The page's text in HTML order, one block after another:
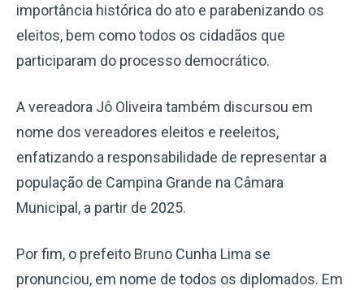
importância histórica do ato e parabenizando os
eleitos, bem como todos os cidadãos que
participaram do processo democrático.
A vereadora Jô Oliveira também discursou em
nome dos vereadores eleitos e reeleitos,
enfatizando a responsabilidade de representar a
população de Campina Grande na Câmara
Municipal, a partir de 2025.
Por fim, o prefeito Bruno Cunha Lima se
pronunciou, em nome de todos os diplomados. Em